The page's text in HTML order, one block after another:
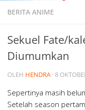
BERITA ANIME
Sekuel Fate/
Diumumkan
OLEH HENDRA ·8
Sepertinya masih
Setelah season